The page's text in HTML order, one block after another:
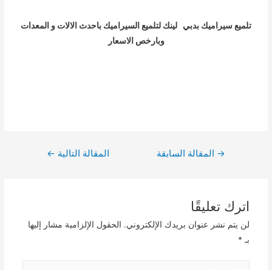
تلميع سيراميك بدبي لينك لتلميع السيراميك باحدث الالات و المعدات
وبارخص الاسعار
تصفّح
→ المقالة السابقة المقالة التالية ←
اترك تعليقًا
لن يتم نشر عنوان بريدك الإلكتروني. الحقول الإلزامية مشار إليها
بـ *